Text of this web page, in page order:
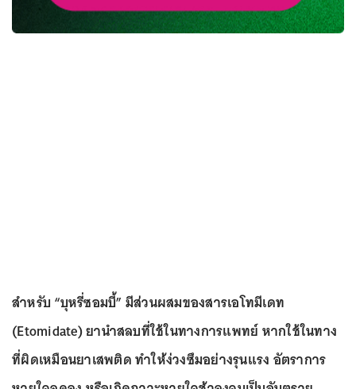
สำหรับ “บุหรี่ซอมบี้” มีส่วนผสมของสารเอโทมีเดท
(Etomidate) ยานำสลบที่ใช้ในทางการแพทย์ หากใช้ในทาง
ที่ผิดเหมือนยาเสพติด ทำให้ง่วงซึมอย่างรุนแรง อัตราการ